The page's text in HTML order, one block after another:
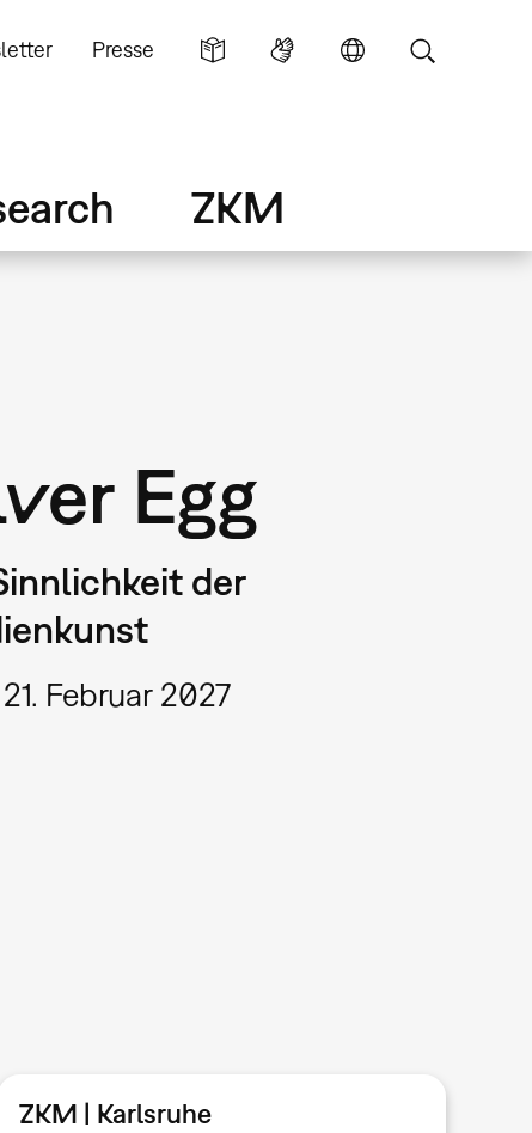
Presse
ZKM
Egg
der
Februar 2027
ZKM | Karlsruhe